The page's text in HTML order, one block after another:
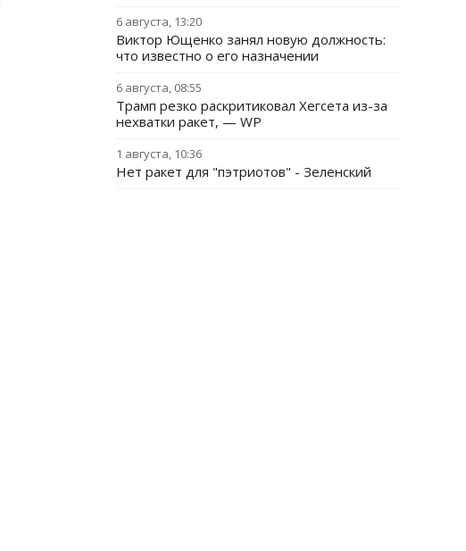
6 августа, 13:20
Виктор Ющенко занял новую должность:
что известно о его назначении
6 августа, 08:55
Трамп резко раскритиковал Хегсета из-за
нехватки ракет, — WP
1 августа, 10:36
Нет ракет для "пэтриотов" - Зеленский